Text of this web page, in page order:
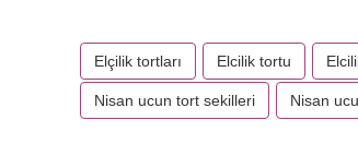
Elçilik tortları Elcilik tortu
Nisan ucun tort sekilleri Nisan